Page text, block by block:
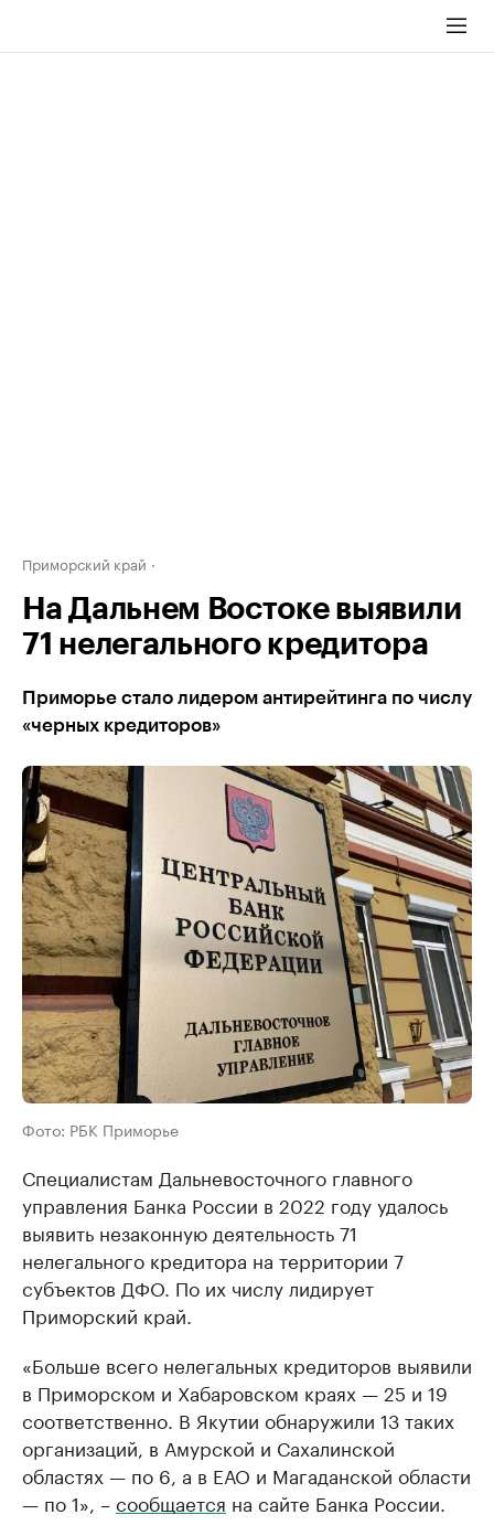
Приморский край
На Дальнем Востоке выявили
71 нелегального кредитора
Приморье стало лидером антирейтинга по числу
«черных кредиторов»
Фото: РБК Приморье
Специалистам Дальневосточного главного
управления Банка России в 2022 году удалось
выявить незаконную деятельность 71
нелегального кредитора на территории 7
субъектов ДФО. По их числу лидирует
Приморский край.
«Больше всего нелегальных кредиторов выявили
в Приморском и Хабаровском краях — 25 и 19
соответственно. В Якутии обнаружили 13 таких
организаций, в Амурской и Сахалинской
областях — по 6, а в ЕАО и Магаданской области
— по 1», –сообщается на сайте Банка России.